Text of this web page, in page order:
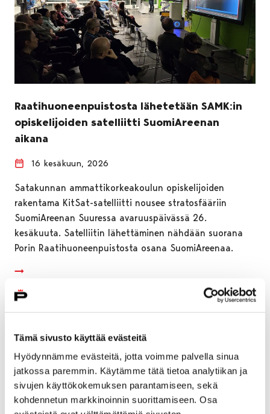
Tämä sivusto käyttää evästeitä
Hyödynnämme evästeitä, jotta voimme palvella sinua
jatkossa paremmin. Käytämme tätä tietoa analytiikan ja
sivujen käyttökokemuksen parantamiseen, sekä
kohdennetun markkinoinnin suorittamiseen. Osa
Raatihuoneenpuistosta lähetetään SAMK:in
opiskelijoiden satelliitti SuomiAreenan
aikana
16 kesäkuun, 2026
Satakunnan ammattikorkeakoulun opiskelijoiden
rakentama KitSat-satelliitti nousee stratosfääriin
SuomiAreenan Suuressa avaruuspäivässä 26.
kesäkuuta. Satelliitin lähettäminen nähdään suorana
Porin Raatihuoneenpuistosta osana SuomiAreenaa.